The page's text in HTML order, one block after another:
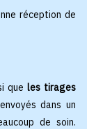
réception de
que les tirages
dans un
de soin.